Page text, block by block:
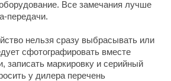
Все замечания лучше
передачи.
нельзя сразу выбрасывать или
сфотографировать вместе
записать маркировку и серийный
у дилера перечень